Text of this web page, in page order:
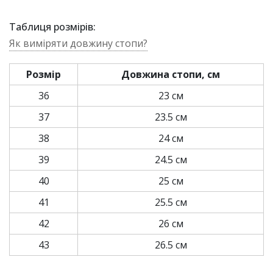
Таблиця розмірів:
Як виміряти довжину стопи?
Розмір
Довжина стопи, см
36
23 см
37
23.5 см
38
24 см
39
24.5 см
40
25 см
41
25.5 см
42
26 см
43
26.5 см